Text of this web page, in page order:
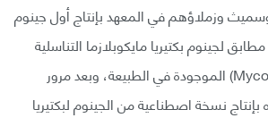
فنتر وسميث وزملاؤهم في المعهد بإنتاج أول جينوم
لجينوم بكتيريا مايكوبلازما التناسلية
(Mycoplasma genitalium) الموجودة في الطبيعة، وبعد مرور
نسخة اصطناعية من الجينوم لبكتيريا